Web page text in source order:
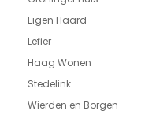
Eigen Haard
Lefier
Haag Wonen
Stedelink
Wierden en Borgen